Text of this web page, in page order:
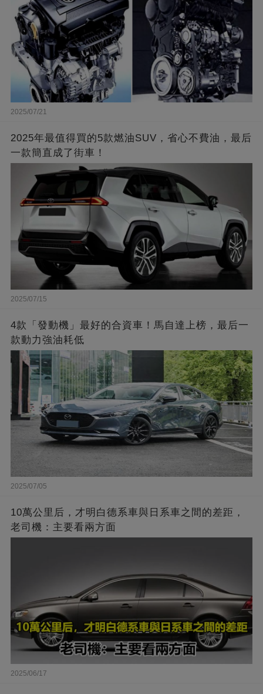
2025/07/21
2025年最值得買的5款燃油SUV，省心不費油，最后
一款簡直成了街車！
2025/07/15
4款「發動機」最好的合資車！馬自達上榜，最后一
款動力強油耗低
2025/07/05
10萬公里后，才明白德系車與日系車之間的差距，
老司機：主要看兩方面
2025/06/17